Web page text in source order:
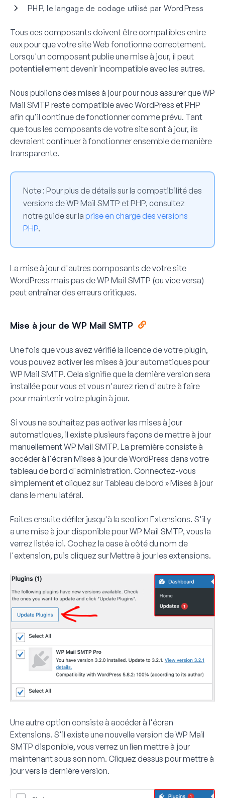
PHP, le langage de codage utilisé par WordPress
Tous ces composants doivent être compatibles entre
eux pour que votre site Web fonctionne correctement.
Lorsqu'un composant publie une mise à jour, il peut
potentiellement devenir incompatible avec les autres.
Nous publions des mises à jour pour nous assurer que WP
Mail SMTP reste compatible avec WordPress et PHP
afin qu'il continue de fonctionner comme prévu. Tant
que tous les composants de votre site sont à jour, ils
devraient continuer à fonctionner ensemble de manière
transparente.
Note : Pour plus de détails sur la compatibilité des
versions de WP Mail SMTP et PHP, consultez
notre guide sur la prise en charge des versions
PHP.
La mise à jour d'autres composants de votre site
WordPress mais pas de WP Mail SMTP (ou vice versa)
peut entraîner des erreurs critiques.
Mise à jour de WP Mail SMTP
Une fois que vous avez vérifié la licence de votre plugin,
vous pouvez activer les mises à jour automatiques pour
WP Mail SMTP. Cela signifie que la dernière version sera
installée pour vous et vous n'aurez rien d'autre à faire
pour maintenir votre plugin à jour.
Si vous ne souhaitez pas activer les mises à jour
automatiques, il existe plusieurs façons de mettre à jour
manuellement WP Mail SMTP. La première consiste à
accéder à l'écran Mises à jour de WordPress dans votre
tableau de bord d'administration. Connectez-vous
simplement et cliquez sur Tableau de bord » Mises à jour
dans le menu latéral.
Faites ensuite défiler jusqu'à la section Extensions. S'il y
a une mise à jour disponible pour WP Mail SMTP, vous la
verrez listée ici. Cochez la case à côté du nom de
l'extension, puis cliquez surMettre à jour les extensions.
Une autre option consiste à accéder à l'écran
Extensions. S'il existe une nouvelle version de WP Mail
SMTP disponible, vous verrez un lien mettre à jour
maintenantsous son nom. Cliquez dessus pour mettre à
jour vers la dernière version.